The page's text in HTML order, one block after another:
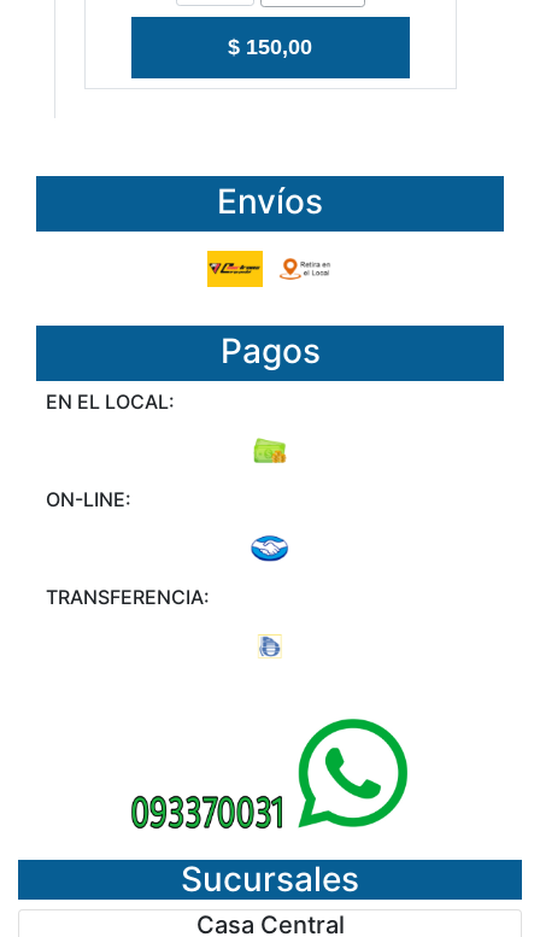
Envíos
Pagos
EN EL LOCAL:
ON-LINE:
TRANSFERENCIA:
$ 150,00
Sucursales
Casa Central